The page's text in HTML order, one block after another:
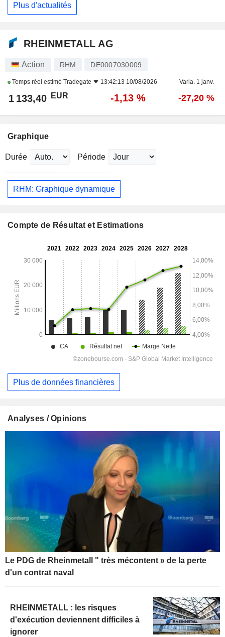
Plus d'actualités
RHEINMETALL AG
Action RHM DE0007030009
Temps réel estimé Tradegate 13:42:13 10/08/2026 Varia. 1 janv.
1 133,40 EUR -1,13 % -27,20 %
Graphique
Durée Période
RHM: Graphique dynamique
Compte de Résultat et Estimations
Plus de données financières
Analyses / Opinions
Le PDG de Rheinmetall " très mécontent » de la perte
d'un contrat naval
RHEINMETALL : les risques
d'exécution deviennent difficiles à
ignorer